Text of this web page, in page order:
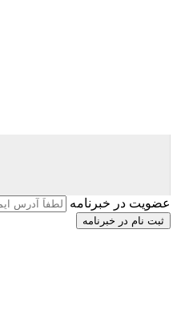
عضویت در خبرنامه